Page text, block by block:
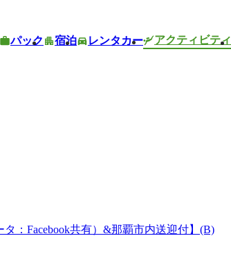
パック 宿泊 レンタカー アクティビティ
：Facebook共有）&那覇市内送迎付】(B)